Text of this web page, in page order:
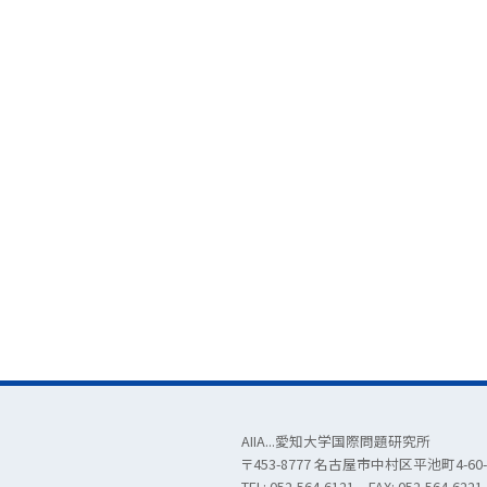
AIIA...愛知大学国際問題研究所
〒453-8777 名古屋市中村区平池町4-